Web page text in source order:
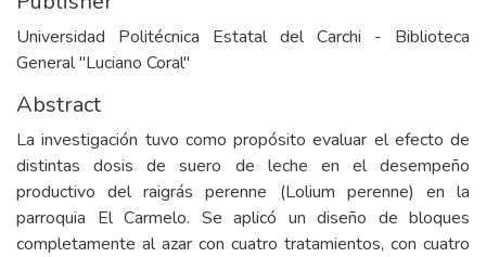
Universidad Politécnica Estatal del Carchi - Biblioteca
General "Luciano Coral"
Abstract
La investigación tuvo como propósito evaluar el efecto de
distintas dosis de suero de leche en el desempeño
productivo del raigrás perenne (Lolium perenne) en la
parroquia El Carmelo. Se aplicó un diseño de bloques
completamente al azar con cuatro tratamientos, con cuatro